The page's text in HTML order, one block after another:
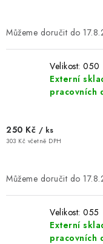
Velikost: 050
Externí
pracovních
250 Kč / ks
303 Kč včetně DPH
Velikost: 055
Externí
pracovních